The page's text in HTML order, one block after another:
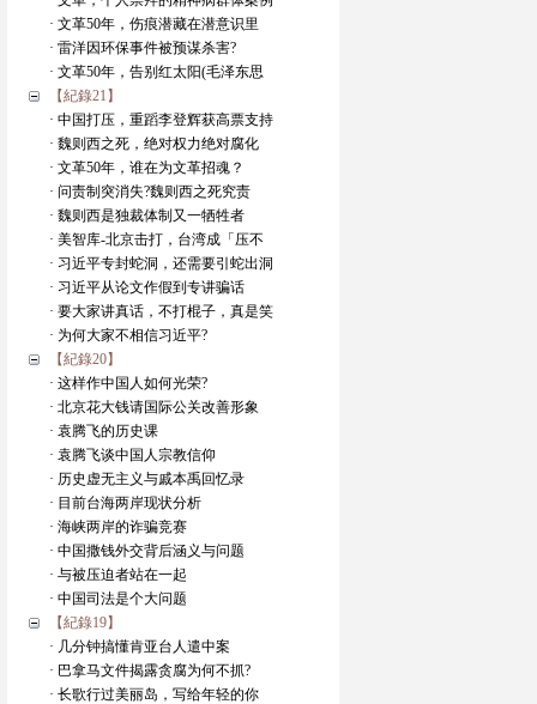
· 文革50年，伤痕潜藏在潜意识里
· 雷洋因环保事件被预谋杀害?
· 文革50年，告别红太阳(毛泽东思
【紀錄21】
· 中国打压，重蹈李登辉获高票支持
· 魏则西之死，绝对权力绝对腐化
· 文革50年，谁在为文革招魂？
· 问责制突消失?魏则西之死究责
· 魏则西是独裁体制又一牺牲者
· 美智库-北京击打，台湾成「压不
· 习近平专封蛇洞，还需要引蛇出洞
· 习近平从论文作假到专讲骗话
· 要大家讲真话，不打棍子，真是笑
· 为何大家不相信习近平?
【紀錄20】
· 这样作中国人如何光荣?
· 北京花大钱请国际公关改善形象
· 袁腾飞的历史课
· 袁腾飞谈中国人宗教信仰
· 历史虚无主义与戚本禹回忆录
· 目前台海两岸现状分析
· 海峡两岸的诈骗竞赛
· 中国撒钱外交背后涵义与问题
· 与被压迫者站在一起
· 中国司法是个大问题
【紀錄19】
· 几分钟搞懂肯亚台人遣中案
· 巴拿马文件揭露贪腐为何不抓?
· 长歌行过美丽岛，写给年轻的你